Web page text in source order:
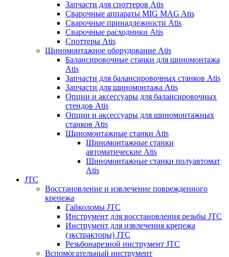
Запчасти для споттеров Atis
Сварочные аппараты MIG MAG Atis
Сварочные принадлежности Atis
Сварочные расходники Atis
Споттеры Atis
Шиномонтажное оборудование Atis
Балансировочные станки для шиномонтажа
Atis
Запчасти для балансировочных станков Atis
Запчасти для шиномонтажа Atis
Опции и аксессуары для балансировочных
стендов Atis
Опции и аксессуары для шиномонтажных
станков Atis
Шиномонтажные станки Atis
Шиномонтажные станки
автоматические Atis
Шиномонтажные станки полуавтомат
Atis
JTC
Восстановление и извлечение поврежденного
крепежа
Гайколомы JTC
Инструмент для восстановления резьбы JTC
Инструмент для извлечения крепежа
(экстракторы) JTC
Резьбонарезной инструмент JTC
Вспомогательный инструмент